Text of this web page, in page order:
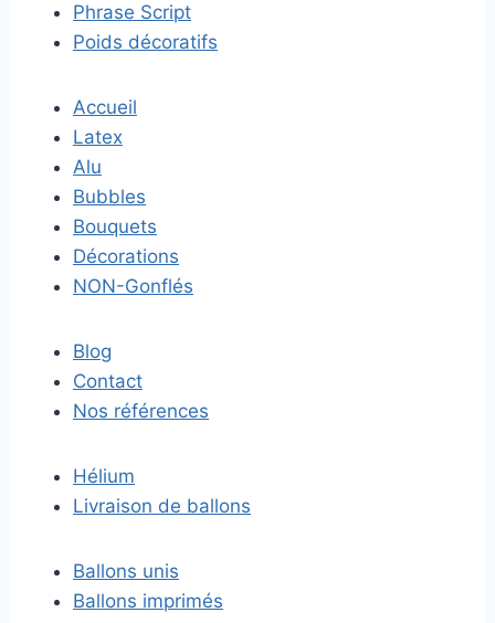
Phrase Script
Poids décoratifs
Accueil
Latex
Alu
Bubbles
Bouquets
Décorations
NON-Gonflés
Blog
Contact
Nos références
Hélium
Livraison de ballons
Ballons unis
Ballons imprimés